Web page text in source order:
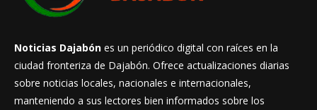
Noticias Dajabón es un periódico digital con raíces en la
ciudad fronteriza de Dajabón. Ofrece actualizaciones diarias
sobre noticias locales, nacionales e internacionales,
manteniendo a sus lectores bien informados sobre los